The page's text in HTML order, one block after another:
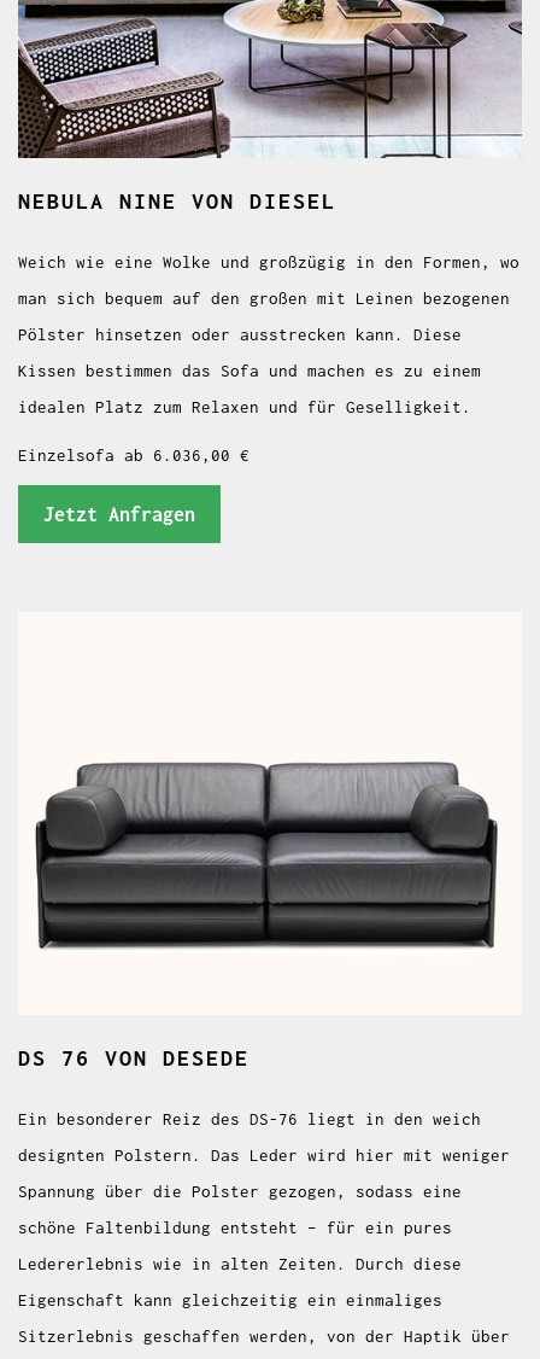
NEBULA NINE VON DIESEL
Weich wie eine Wolke und großzügig in den Formen, wo
man sich bequem auf den großen mit Leinen bezogenen
Pölster hinsetzen oder ausstrecken kann. Diese
Kissen bestimmen das Sofa und machen es zu einem
idealen Platz zum Relaxen und für Geselligkeit.
Einzelsofa ab 6.036,00 €
Jetzt Anfragen
DS 76 VON DESEDE
Ein besonderer Reiz des DS-76 liegt in den weich
designten Polstern. Das Leder wird hier mit weniger
Spannung über die Polster gezogen, sodass eine
schöne Faltenbildung entsteht – für ein pures
Ledererlebnis wie in alten Zeiten. Durch diese
Eigenschaft kann gleichzeitig ein einmaliges
Sitzerlebnis geschaffen werden, von der Haptik über